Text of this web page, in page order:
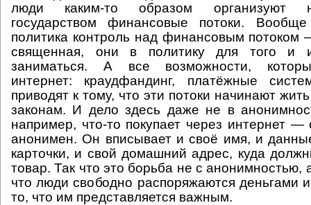
люди каким-то образом организуют
государством финансовые потоки.
политика контроль над финансовым
священная, они в политику для того и
заниматься. А все возможности,
интернет: краудфандинг, платёжные
приводят к тому, что эти потоки начинают
законам. И дело здесь даже не в
например, что-то покупает через интернет
анонимен. Он вписывает и своё имя, и
карточки, и свой домашний адрес, куда
товар. Так что это борьба не с анонимностью,
что люди свободно распоряжаются деньгами
то, что им представляется важным.